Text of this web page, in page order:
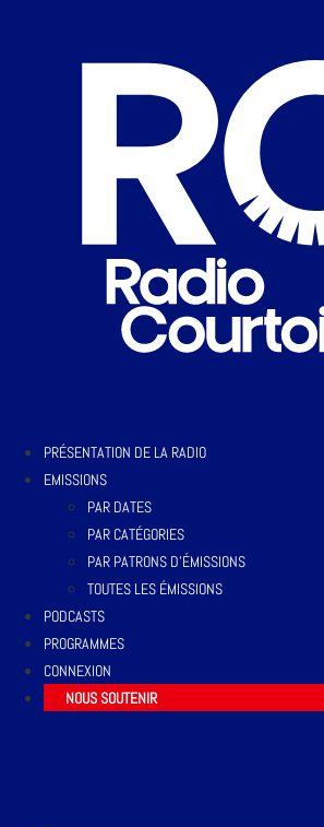
PRÉSENTATION DE LA RADIO
EMISSIONS
PAR DATES
PAR CATÉGORIES
PAR PATRONS D’ÉMISSIONS
TOUTES LES ÉMISSIONS
PODCASTS
PROGRAMMES
CONNEXION
NOUS SOUTENIR